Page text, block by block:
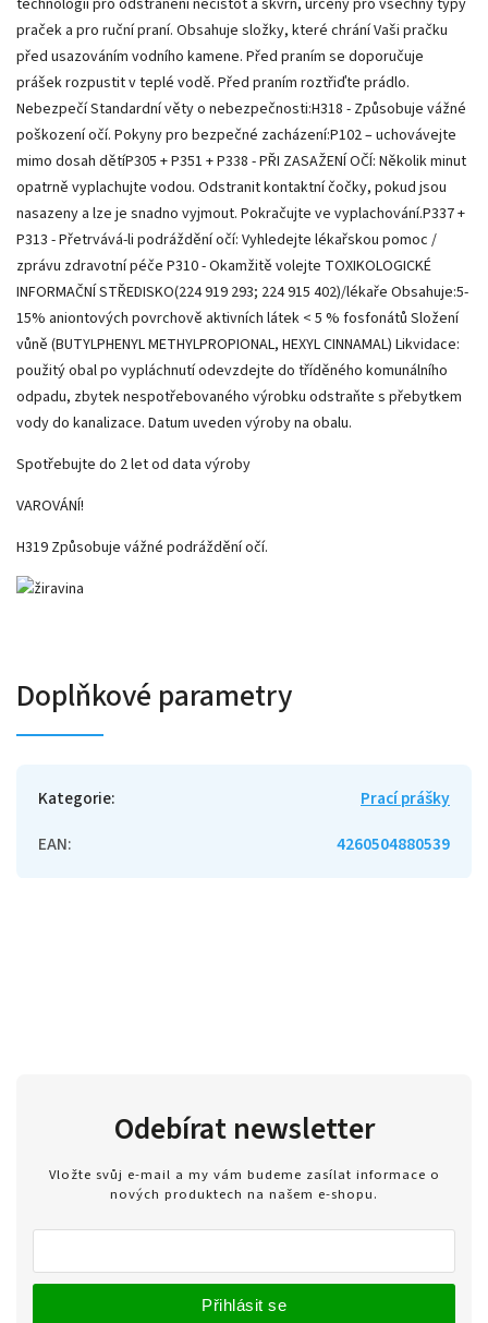
praček a pro ruční praní. Obsahuje složky, které chrání Vaši pračku
před usazováním vodního kamene. Před praním se doporučuje
prášek rozpustit v teplé vodě. Před praním roztřiďte prádlo.
Nebezpečí Standardní věty o nebezpečnosti:H318 - Způsobuje vážné
poškození očí. Pokyny pro bezpečné zacházení:P102 – uchovávejte
mimo dosah dětíP305 + P351 + P338 - PŘI ZASAŽENÍ OČÍ: Několik minut
opatrně vyplachujte vodou. Odstranit kontaktní čočky, pokud jsou
nasazeny a lze je snadno vyjmout. Pokračujte ve vyplachování.P337 +
P313 - Přetrvává-li podráždění očí: Vyhledejte lékařskou pomoc /
zprávu zdravotní péče P310 - Okamžitě volejte TOXIKOLOGICKÉ
INFORMAČNÍ STŘEDISKO(224 919 293; 224 915 402)/lékaře Obsahuje:5-
15% aniontových povrchově aktivních látek < 5 % fosfonátů Složení
vůně (BUTYLPHENYL METHYLPROPIONAL, HEXYL CINNAMAL) Likvidace:
použitý obal po vypláchnutí odevzdejte do tříděného komunálního
odpadu, zbytek nespotřebovaného výrobku odstraňte s přebytkem
vody do kanalizace. Datum uveden výroby na obalu.
Spotřebujte do 2 let od data výroby
VAROVÁNÍ!
H319 Způsobuje vážné podráždění očí.
Doplňkové parametry
Kategorie:
Prací prášky
EAN: 4260504880539
Odebírat newsletter
Vložte svůj e-mail a my vám budeme zasílat informace o
nových produktech na našem e-shopu.
Přihlásit se